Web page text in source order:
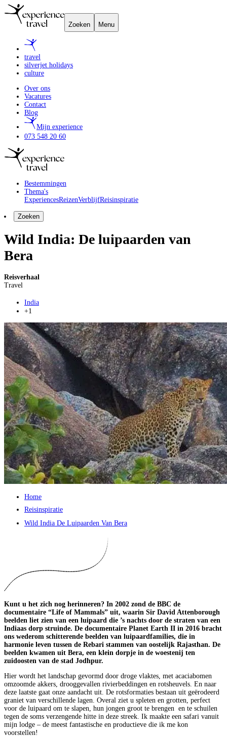
Zoeken Menu
travel
silverjet holidays
culture
Over ons
Vacatures
Contact
Blog
Mijn experience
073 548 20 60
Bestemmingen
Thema's
ExperiencesReizenVerblijfReisinspiratie
Zoeken
Wild India: De luipaarden van
Bera
Reisverhaal
Travel
India
+1
Home
Reisinspiratie
Wild India De Luipaarden Van Bera
Kunt u het zich nog herinneren? In 2002 zond de BBC de
documentaire “Life of Mammals” uit, waarin Sir David Attenborough
beelden liet zien van een luipaard die ’s nachts door de straten van een
Indiaas dorp struinde. De documentaire Planet Earth II in 2016 bracht
ons wederom schitterende beelden van luipaardfamilies, die in
harmonie leven tussen de Rebari stammen van oostelijk Rajasthan. De
beelden kwamen uit Bera, een klein dorpje in de woestenij ten
zuidoosten van de stad Jodhpur.
Hier wordt het landschap gevormd door droge vlaktes, met acaciabomen
omzoomde akkers, drooggevallen rivierbeddingen en rotsheuvels. En naar
deze laatste gaat onze aandacht uit. De rotsformaties bestaan uit geërodeerd
graniet van verschillende lagen. Overal ziet u spleten en grotten, perfect
voor de luipaard om te slapen, hun jongen groot te brengen en te schuilen
tegen de soms verzengende hitte in deze streek. Ik maakte een safari vanuit
mijn lodge – de meest fantastische en productieve die ik me kon
voorstellen!